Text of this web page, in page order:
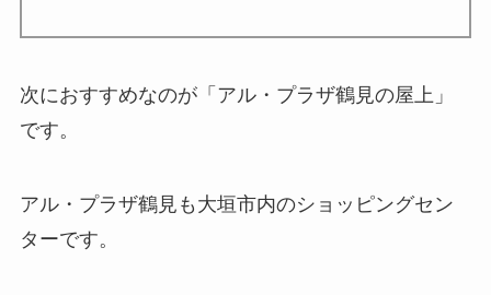
次におすすめなのが「アル・プラザ鶴見の屋上」
です。
アル・プラザ鶴見も大垣市内のショッピングセン
ターです。